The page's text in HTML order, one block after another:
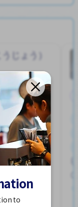
うじょう）
つき
部サポート
to